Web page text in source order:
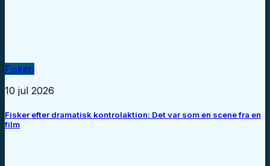
Fiskeri
10 jul 2026
Fisker efter dramatisk kontrolaktion: Det var som en scene fra en
film